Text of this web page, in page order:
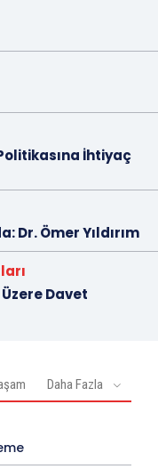
İhtiyaç
Dr. Ömer Yıldırım
Davet
Daha Fazla